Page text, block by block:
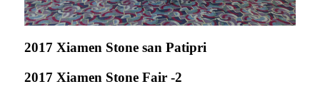
2017 Xiamen Stone san Patipri
2017 Xiamen Stone Fair -2